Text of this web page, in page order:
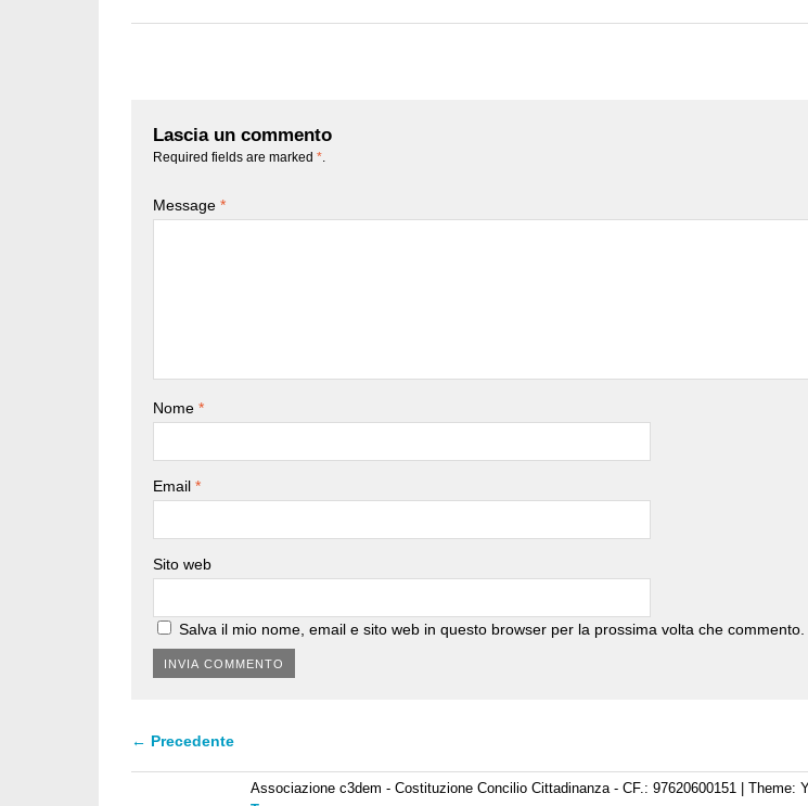
Lascia un commento
Required fields are marked *
Message *
Nome *
Email *
Sito web
Salva il mio nome, email e sito web in questo browser per la prossima volta che commento.
← Precedente
Associazione c3dem - Costituzione Concilio Cittadinanza - CF.: 97620600151 Theme: